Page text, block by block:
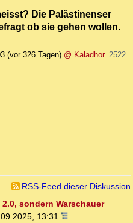
Die Palästinenser
ob sie gehen wollen.
(vor 326 Tagen) @ Kaladhor 2522
RSS-Feed dieser Diskussion
sondern Warschauer
13:31